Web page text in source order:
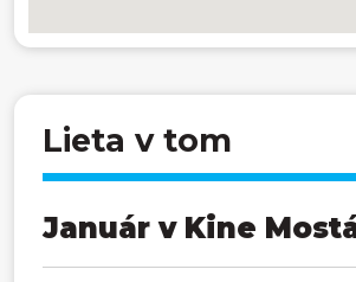
Lieta v tom
Január v Kine